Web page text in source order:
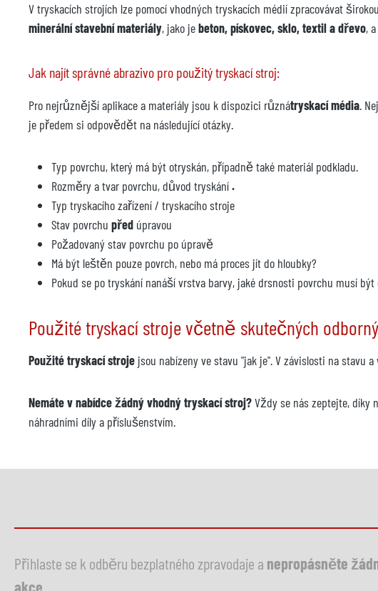
V tryskacích strojích lze pomocí vhodných tryskacích médií zpracovávat
minerální stavební materiály, jako jebeton, pískovec, sklo, textil a dřevo,
Jak najít správné abrazivo pro použitý tryskací stroj:
Pro nejrůznější aplikace a materiály jsou k dispozici různátryskací média.
je předem si odpovědět na následující otázky.
Typ povrchu, který má být otryskán, případně také materiál podkladu.
Rozměry a tvar povrchu, důvod tryskání.
Typ tryskacího zařízení / tryskacího stroje
Stav povrchu před úpravou
Požadovaný stav povrchu po úpravě
Má být leštěn pouze povrch, nebo má proces jít do hloubky?
Pokud se po tryskání nanáší vrstva barvy, jaké drsnosti povrchu musí být
Použité tryskací stroje včetně skutečných
Použité tryskací strojejsou nabízeny ve stavu "jak je". V závislosti na stavu
Nemáte v nabídce žádný vhodný tryskací stroj?Vždy se nás zeptejte, díky
náhradními díly a příslušenstvím.
Přihlaste se k odběru bezplatného zpravodaje a nepropásněte
akce